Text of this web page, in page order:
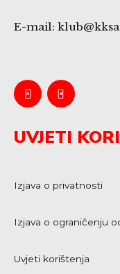
E-mail:
UVJETI
Izjava o privatnosti
Izjava o ograničenju
Uvjeti korištenja